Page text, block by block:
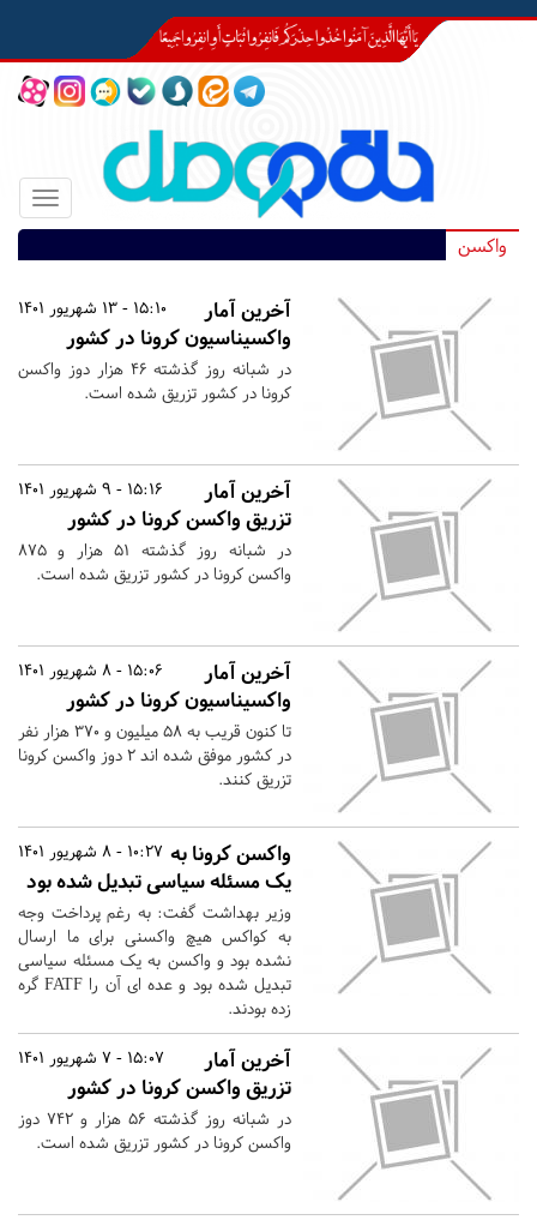
Toggle
واکسن
15:10 - 13 شهریور 1401
آخرین آمار
واکسیناسیون کرونا در کشور
در شبانه روز گذشته ۴۶ هزار دوز واکسن
کرونا در کشور تزریق شده است.
15:16 - 9 شهریور 1401
آخرین آمار
تزریق واکسن کرونا در کشور
در شبانه روز گذشته ۵۱ هزار و ۸۷۵
واکسن کرونا در کشور تزریق شده است.
15:06 - 8 شهریور 1401
آخرین آمار
واکسیناسیون کرونا در کشور
تا کنون قریب به ۵۸ میلیون و ۳۷۰ هزار نفر
در کشور موفق شده اند ۲ دوز واکسن کرونا
تزریق کنند.
10:27 - 8 شهریور 1401 واکسن کرونا به
یک مسئله سیاسی تبدیل شده بود
وزیر بهداشت گفت: به رغم پرداخت وجه
به کواکس هیچ واکسنی برای ما ارسال
نشده بود و واکسن به یک مسئله سیاسی
تبدیل شده بود و عده ای آن را FATF گره
زده بودند.
15:07 - 7 شهریور 1401
آخرین آمار
تزریق واکسن کرونا در کشور
در شبانه روز گذشته ۵۶ هزار و ۷۴۲ دوز
واکسن کرونا در کشور تزریق شده است.